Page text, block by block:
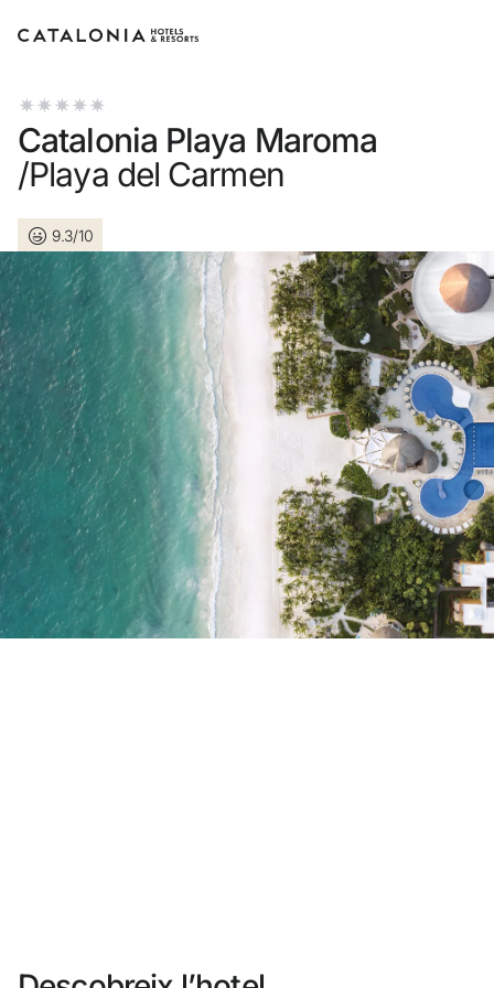
Inicia sessió al teu compte
Iniciar sessió
Has oblidat la teva contrasenya?
o utilitza una d'aquestes opcions
Entra amb Google
Inicia sessió només amb el mail
No t'has registrat encara ?
Crear-ne un compte
Catalonia Playa Maroma
/Playa del Carmen
9.3/10